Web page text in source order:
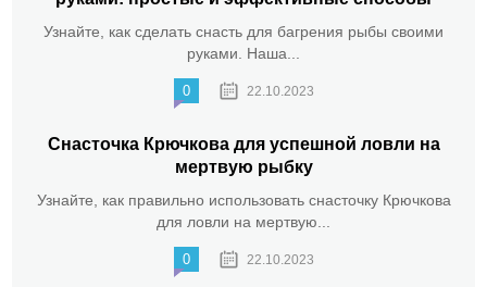
Узнайте, как сделать снасть для багрения рыбы своими
руками. Наша...
0 22.10.2023
Снасточка Крючкова для успешной ловли на
мертвую рыбку
Узнайте, как правильно использовать снасточку Крючкова
для ловли на мертвую...
0 22.10.2023